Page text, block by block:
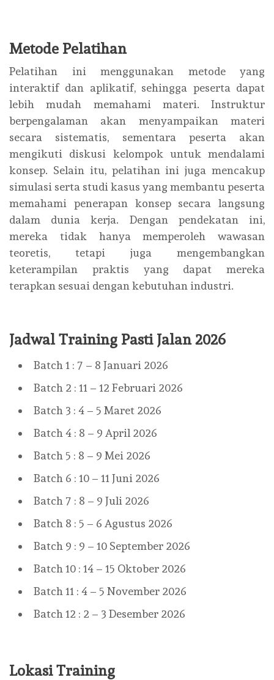
Metode Pelatihan
Pelatihan ini menggunakan metode yang
interaktif dan aplikatif, sehingga peserta dapat
lebih mudah memahami materi. Instruktur
berpengalaman akan menyampaikan materi
secara sistematis, sementara peserta akan
mengikuti diskusi kelompok untuk mendalami
konsep. Selain itu, pelatihan ini juga mencakup
simulasi serta studi kasus yang membantu peserta
memahami penerapan konsep secara langsung
dalam dunia kerja. Dengan pendekatan ini,
mereka tidak hanya memperoleh wawasan
teoretis, tetapi juga mengembangkan
keterampilan praktis yang dapat mereka
terapkan sesuai dengan kebutuhan industri.
Jadwal Training Pasti Jalan 2026
Batch 1 : 7 – 8 Januari 2026
Batch 2 : 11 – 12 Februari 2026
Batch 3 : 4 – 5 Maret 2026
Batch 4 : 8 – 9 April 2026
Batch 5 : 8 – 9 Mei 2026
Batch 6 : 10 – 11 Juni 2026
Batch 7 : 8 – 9 Juli 2026
Batch 8 : 5 – 6 Agustus 2026
Batch 9 : 9 – 10 September 2026
Batch 10 : 14 – 15 Oktober 2026
Batch 11 : 4 – 5 November 2026
Batch 12 : 2 – 3 Desember 2026
Lokasi Training